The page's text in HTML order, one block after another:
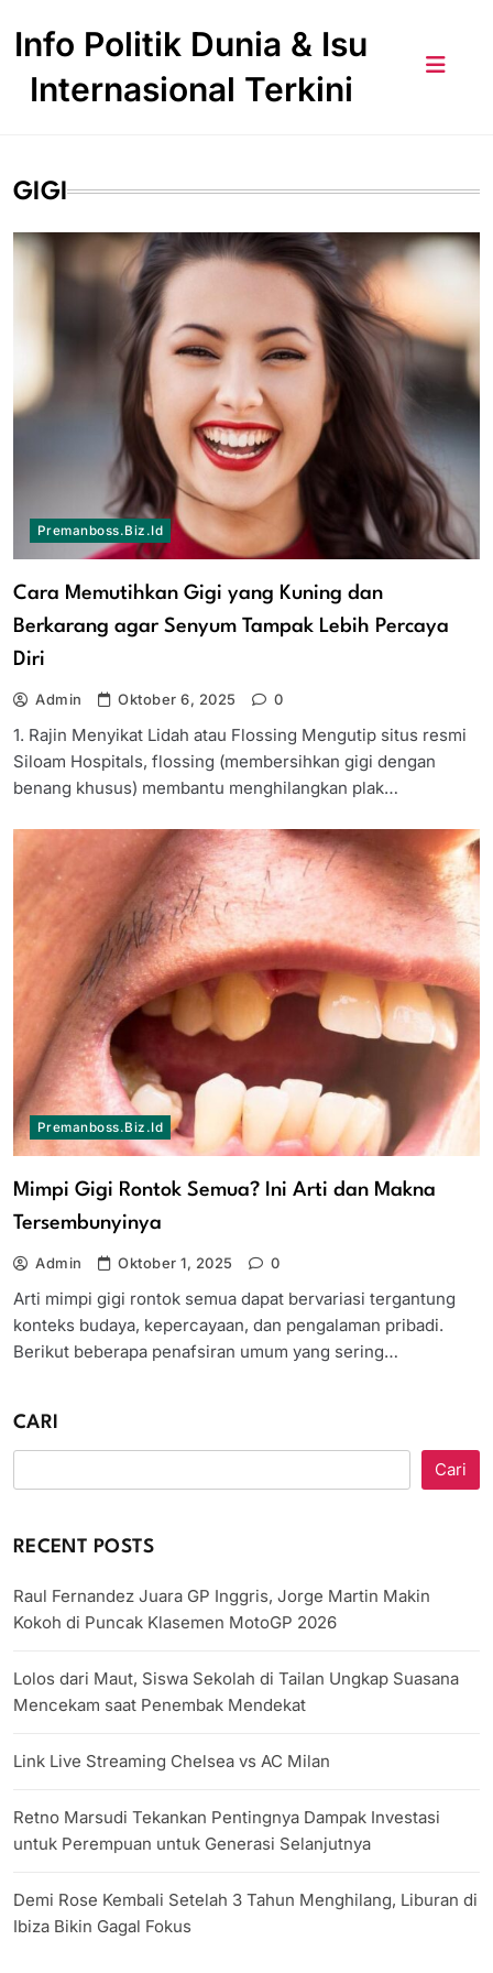
Info Politik Dunia & Isu
Internasional Terkini
GIGI
Premanboss.biz.id
Cara Memutihkan Gigi yang Kuning dan
Berkarang agar Senyum Tampak Lebih Percaya
Diri
Admin Oktober 6, 2025 0
1. Rajin Menyikat Lidah atau Flossing Mengutip situs resmi
Siloam Hospitals, flossing (membersihkan gigi dengan
benang khusus) membantu menghilangkan plak…
Premanboss.biz.id
Mimpi Gigi Rontok Semua? Ini Arti dan Makna
Tersembunyinya
Admin Oktober 1, 2025 0
Arti mimpi gigi rontok semua dapat bervariasi tergantung
konteks budaya, kepercayaan, dan pengalaman pribadi.
Berikut beberapa penafsiran umum yang sering…
CARI
Cari
RECENT POSTS
Raul Fernandez Juara GP Inggris, Jorge Martin Makin
Kokoh di Puncak Klasemen MotoGP 2026
Lolos dari Maut, Siswa Sekolah di Tailan Ungkap Suasana
Mencekam saat Penembak Mendekat
Link Live Streaming Chelsea vs AC Milan
Retno Marsudi Tekankan Pentingnya Dampak Investasi
untuk Perempuan untuk Generasi Selanjutnya
Demi Rose Kembali Setelah 3 Tahun Menghilang, Liburan di
Ibiza Bikin Gagal Fokus